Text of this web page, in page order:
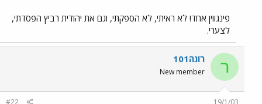
פינגווין אחד! לא ראיתי, לא הספקתי, וגם את יהודית רביץ הפסדתי,
לצערי.
ר רונה101
New member
19/1/03
#22